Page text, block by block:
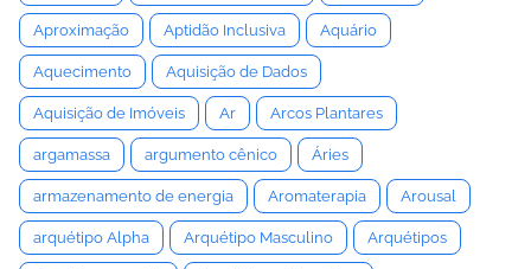
Aproximação Aptidão Inclusiva Aquário
Aquecimento Aquisição de Dados
Aquisição de Imóveis Ar Arcos Plantares
argamassa argumento cênico Áries
armazenamento de energia Aromaterapia Arousal
arquétipo Alpha Arquétipo Masculino Arquétipos